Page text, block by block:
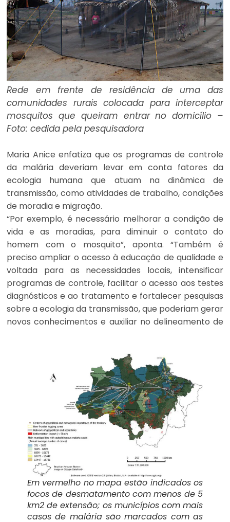
Rede em frente de residência de uma das
comunidades rurais colocada para interceptar
mosquitos que queiram entrar no domicílio –
Foto: cedida pela pesquisadora
Maria Anice enfatiza que os programas de controle
da malária deveriam levar em conta fatores da
ecologia humana que atuam na dinâmica de
transmissão, como atividades de trabalho, condições
de moradia e migração.
“Por exemplo, é necessário melhorar a condição de
vida e as moradias, para diminuir o contato do
homem com o mosquito”, aponta. “Também é
preciso ampliar o acesso à educação de qualidade e
voltada para as necessidades locais, intensificar
programas de controle, facilitar o acesso aos testes
diagnósticos e ao tratamento e fortalecer pesquisas
sobre a ecologia da transmissão, que poderiam gerar
novos conhecimentos e auxiliar no delineamento de
A pesquisa é descrita na tese de Leonardo Suveges
Moreira Chaves, doutorando do Departamento de
Epidemiologia da FSP. As conclusões do estudo
também foram relatadas no artigo “Abundance of
impacted forest patches less than 5 km² is a key driver of
the incidence of malaria in Amazonian Brazil
publicado no site Scientific Reports em 4 de maio. O
trabalho integra um projeto temático da Fundação
de Amparo à Pesquisa do Estado de São Paulo
(Fapesp) intituladoGenômica de paisagens em
gradientes latitudinais e ecologia deAnopheles
darlingi.
Em vermelho no mapa estão indicados os
focos de desmatamento com menos de 5
km2 de extensão; os municípios com mais
casos de malária são marcados com as